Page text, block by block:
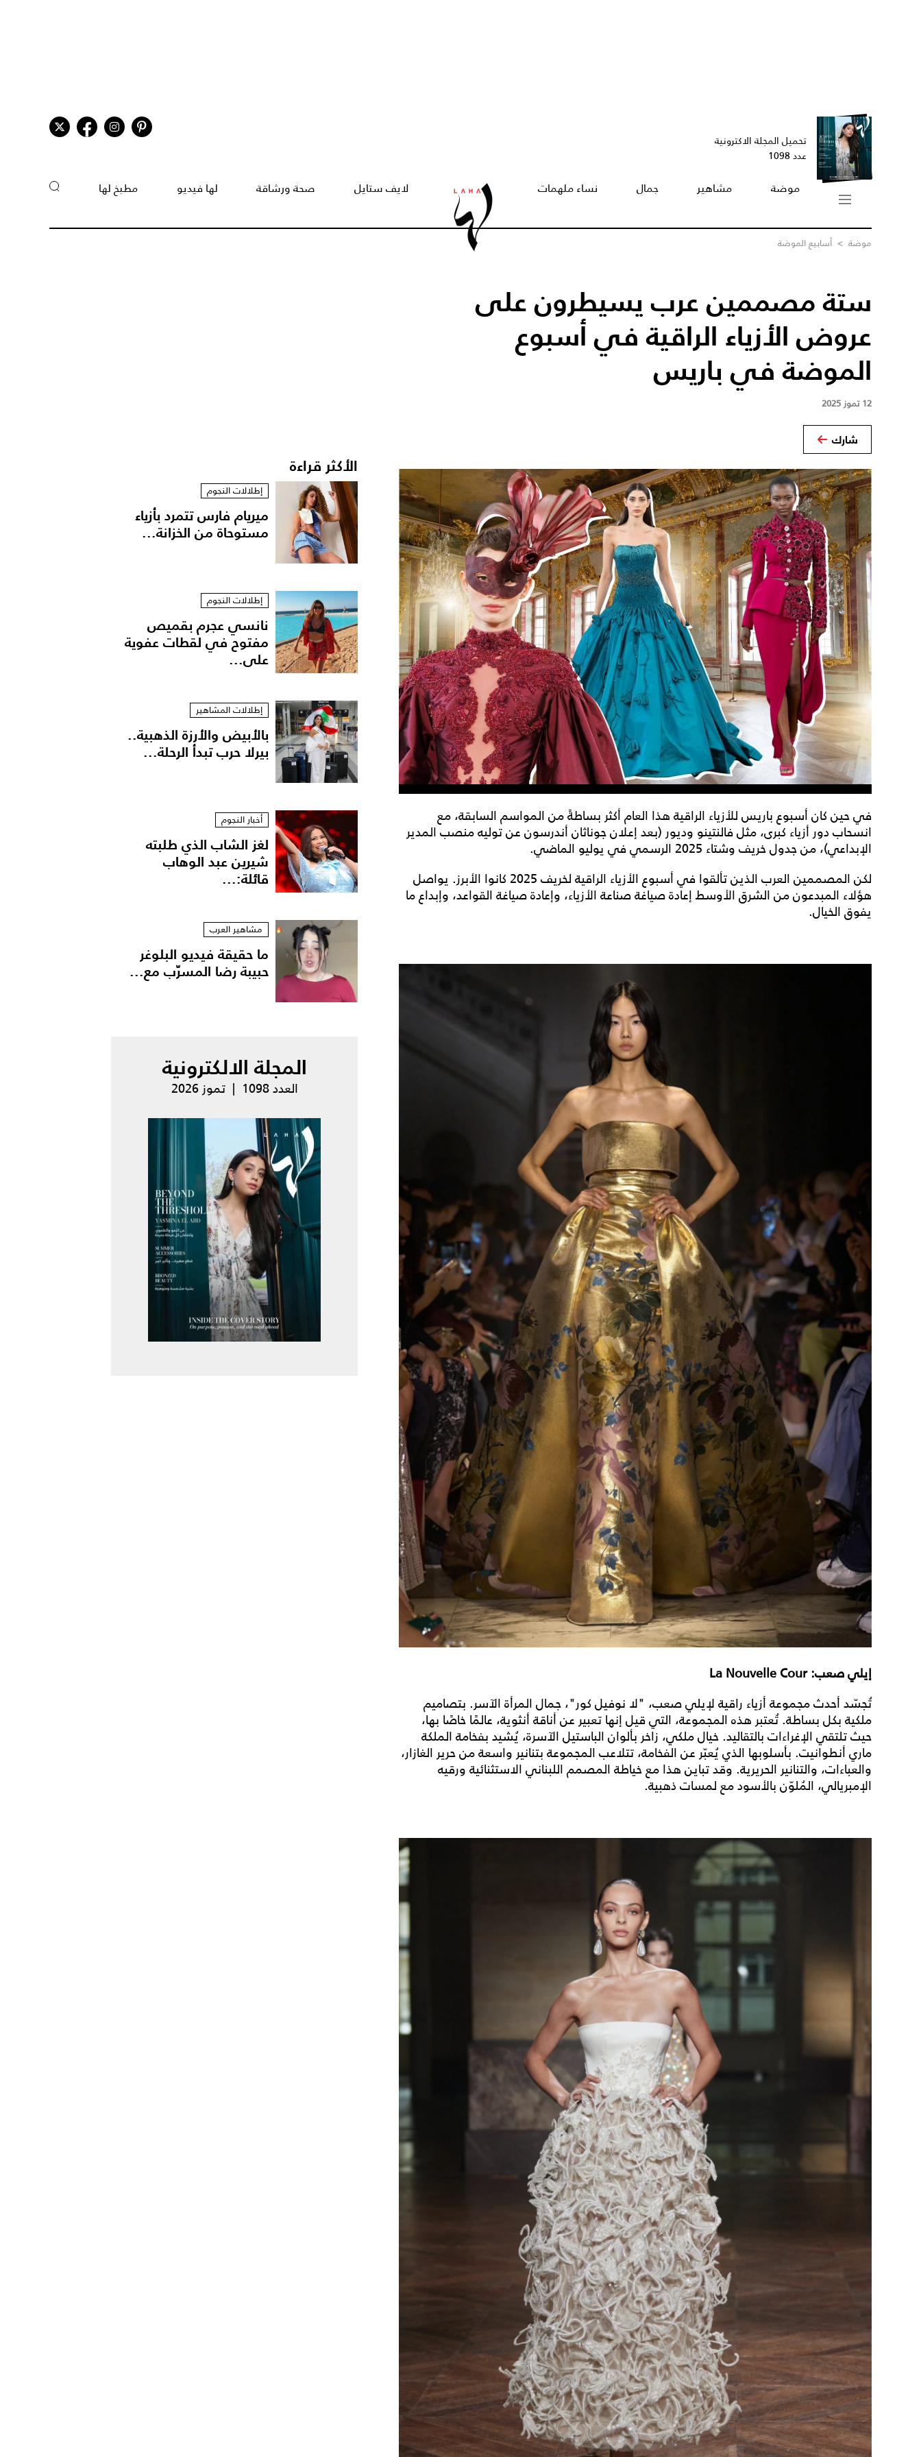
تحميل المجلة الاكترونية
عدد 1098
موضة مشاهير جمال نساء ملهمات لايف ستايل صحة ورشاقة لها فيديو مطبخ لها
موضة > أسابيع الموضة
ستة مصممين عرب يسيطرون على
عروض الأزياء الراقية في أسبوع
الموضة في باريس
12 تموز 2025
شارك
في حين كان أسبوع باريس للأزياء الراقية هذا العام أكثر بساطةً من المواسم السابقة، مع
انسحاب دور أزياء كبرى، مثل فالنتينو وديور (بعد إعلان جوناثان أندرسون عن توليه منصب المدير
الإبداعي)، من جدول خريف وشتاء 2025 الرسمي في يوليو الماضي.
لكن المصممين العرب الذين تألقوا في أسبوع الأزياء الراقية لخريف 2025 كانوا الأبرز. يواصل
هؤلاء المبدعون من الشرق الأوسط إعادة صياغة صناعة الأزياء، وإعادة صياغة القواعد، وإبداع ما
يفوق الخيال.
إيلي صعب: La Nouvelle Cour
تُجسّد أحدث مجموعة أزياء راقية لإيلي صعب، "لا نوفيل كور"، جمال المرأة الآسر. بتصاميم
ملكية بكل بساطة. تُعتبر هذه المجموعة، التي قيل إنها تعبير عن أناقة أنثوية، عالمًا خاصًا بها،
حيث تلتقي الإغراءات بالتقاليد. خيال ملكي، زاخر بألوان الباستيل الآسرة، يُشيد بفخامة الملكة
ماري أنطوانيت. بأسلوبها الذي يُعبّر عن الفخامة، تتلاعب المجموعة بتنانير واسعة من حرير الغازار،
والعباءات، والتنانير الحريرية. وقد تباين هذا مع خياطة المصمم اللبناني الاستثنائية ورقيه
الإمبريالي، المُلوّن بالأسود مع لمسات ذهبية.
الأكثر قراءة
إطلالات النجوم
ميريام فارس تتمرد بأزياء
مستوحاة من الخزانة...
إطلالات النجوم
نانسي عجرم بقميص
مفتوح في لقطات عفوية
على...
إطلالات المشاهير
بالأبيض والأرزة الذهبية..
بيرلا حرب تبدأ الرحلة...
أخبار النجوم
لغز الشاب الذي طلبته
شيرين عبد الوهاب
قائلة:...
مشاهير العرب
ما حقيقة فيديو البلوغر
حبيبة رضا المسرّب مع...
المجلة الالكترونية
العدد 1098 | تموز 2026